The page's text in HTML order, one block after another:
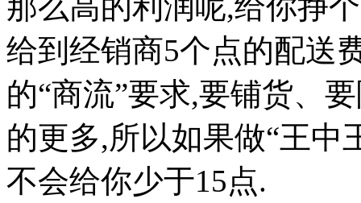
给到经销商5个点的配送
的“商流”要求,要铺货、
的更多,所以如果做“王中
不会给你少于15点.